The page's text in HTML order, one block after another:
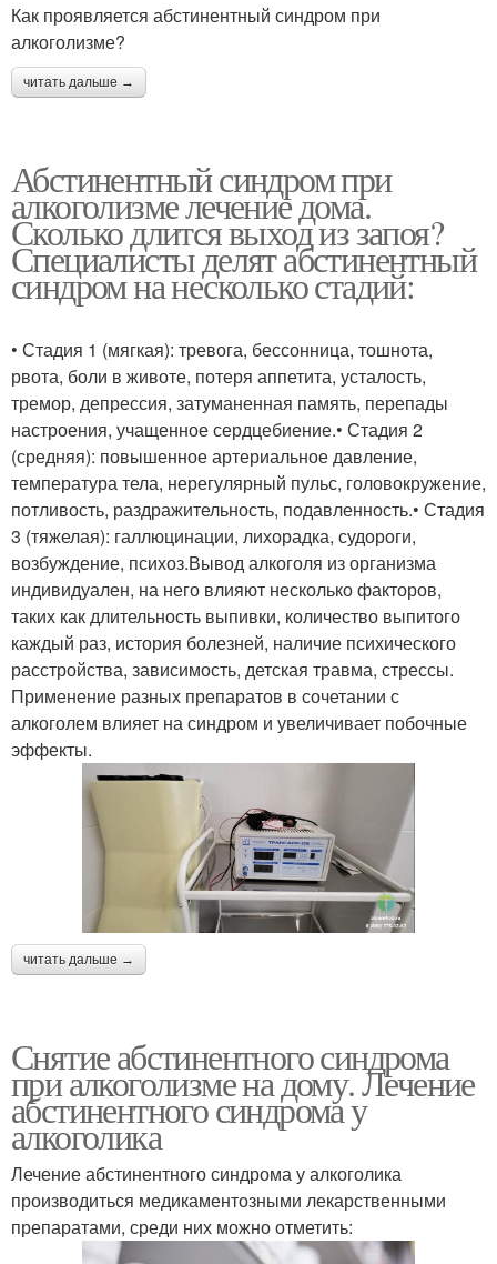
Как проявляется абстинентный синдром при
алкоголизме?
читать дальше →
Абстинентный синдром при
алкоголизме лечение дома.
Сколько длится выход из запоя?
Специалисты делят абстинентный
синдром на несколько стадий:
• Стадия 1 (мягкая): тревога, бессонница, тошнота,
рвота, боли в животе, потеря аппетита, усталость,
тремор, депрессия, затуманенная память, перепады
настроения, учащенное сердцебиение.• Стадия 2
(средняя): повышенное артериальное давление,
температура тела, нерегулярный пульс, головокружение,
потливость, раздражительность, подавленность.• Стадия
3 (тяжелая): галлюцинации, лихорадка, судороги,
возбуждение, психоз.Вывод алкоголя из организма
индивидуален, на него влияют несколько факторов,
таких как длительность выпивки, количество выпитого
каждый раз, история болезней, наличие психического
расстройства, зависимость, детская травма, стрессы.
Применение разных препаратов в сочетании с
алкоголем влияет на синдром и увеличивает побочные
эффекты.
читать дальше →
Снятие абстинентного синдрома
при алкоголизме на дому. Лечение
абстинентного синдрома у
алкоголика
Лечение абстинентного синдрома у алкоголика
производиться медикаментозными лекарственными
препаратами, среди них можно отметить: